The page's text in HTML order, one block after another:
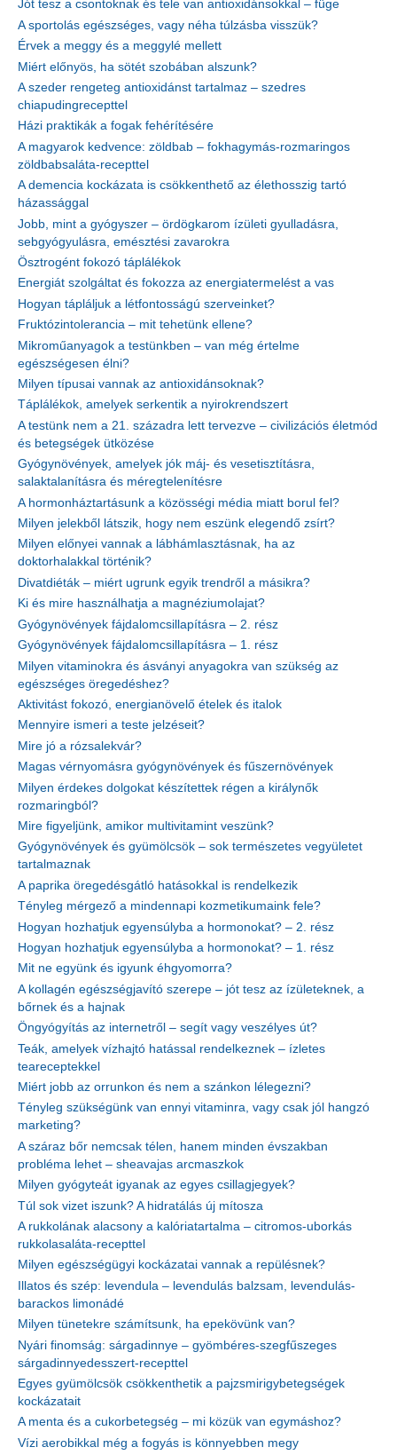
Jót tesz a csontoknak és tele van antioxidánsokkal – füge
A sportolás egészséges, vagy néha túlzásba visszük?
Érvek a meggy és a meggylé mellett
Miért előnyös, ha sötét szobában alszunk?
A szeder rengeteg antioxidánst tartalmaz – szedres
chiapudingrecepttel
Házi praktikák a fogak fehérítésére
A magyarok kedvence: zöldbab – fokhagymás-rozmaringos
zöldbabsaláta-recepttel
A demencia kockázata is csökkenthető az élethosszig tartó
házassággal
Jobb, mint a gyógyszer – ördögkarom ízületi gyulladásra,
sebgyógyulásra, emésztési zavarokra
Ösztrogént fokozó táplálékok
Energiát szolgáltat és fokozza az energiatermelést a vas
Hogyan tápláljuk a létfontosságú szerveinket?
Fruktózintolerancia – mit tehetünk ellene?
Mikroműanyagok a testünkben – van még értelme
egészségesen élni?
Milyen típusai vannak az antioxidánsoknak?
Táplálékok, amelyek serkentik a nyirokrendszert
A testünk nem a 21. századra lett tervezve – civilizációs életmód
és betegségek ütközése
Gyógynövények, amelyek jók máj- és vesetisztításra,
salaktalanításra és méregtelenítésre
A hormonháztartásunk a közösségi média miatt borul fel?
Milyen jelekből látszik, hogy nem eszünk elegendő zsírt?
Milyen előnyei vannak a lábhámlasztásnak, ha az
doktorhalakkal történik?
Divatdiéták – miért ugrunk egyik trendről a másikra?
Ki és mire használhatja a magnéziumolajat?
Gyógynövények fájdalomcsillapításra – 2. rész
Gyógynövények fájdalomcsillapításra – 1. rész
Milyen vitaminokra és ásványi anyagokra van szükség az
egészséges öregedéshez?
Aktivitást fokozó, energianövelő ételek és italok
Mennyire ismeri a teste jelzéseit?
Mire jó a rózsalekvár?
Magas vérnyomásra gyógynövények és fűszernövények
Milyen érdekes dolgokat készítettek régen a királynők
rozmaringból?
Mire figyeljünk, amikor multivitamint veszünk?
Gyógynövények és gyümölcsök – sok természetes vegyületet
tartalmaznak
A paprika öregedésgátló hatásokkal is rendelkezik
Tényleg mérgező a mindennapi kozmetikumaink fele?
Hogyan hozhatjuk egyensúlyba a hormonokat? – 2. rész
Hogyan hozhatjuk egyensúlyba a hormonokat? – 1. rész
Mit ne együnk és igyunk éhgyomorra?
A kollagén egészségjavító szerepe – jót tesz az ízületeknek, a
bőrnek és a hajnak
Öngyógyítás az internetről – segít vagy veszélyes út?
Teák, amelyek vízhajtó hatással rendelkeznek – ízletes
teareceptekkel
Miért jobb az orrunkon és nem a szánkon lélegezni?
Tényleg szükségünk van ennyi vitaminra, vagy csak jól hangzó
marketing?
A száraz bőr nemcsak télen, hanem minden évszakban
probléma lehet – sheavajas arcmaszkok
Milyen gyógyteát igyanak az egyes csillagjegyek?
Túl sok vizet iszunk? A hidratálás új mítosza
A rukkolának alacsony a kalóriatartalma – citromos-uborkás
rukkolasaláta-recepttel
Milyen egészségügyi kockázatai vannak a repülésnek?
Illatos és szép: levendula – levendulás balzsam, levendulás-
barackos limonádé
Milyen tünetekre számítsunk, ha epekövünk van?
Nyári finomság: sárgadinnye – gyömbéres-szegfűszeges
sárgadinnyedesszert-recepttel
Egyes gyümölcsök csökkenthetik a pajzsmirigybetegségek
kockázatait
A menta és a cukorbetegség – mi közük van egymáshoz?
Vízi aerobikkal még a fogyás is könnyebben megy